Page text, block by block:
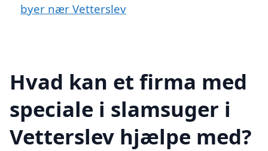
byer nær Vetterslev
Hvad kan et firma med
speciale i slamsuger i
Vetterslev hjælpe med?